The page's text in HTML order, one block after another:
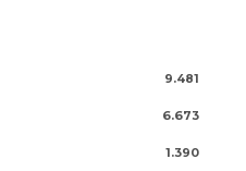
9.481
6.673
1.390